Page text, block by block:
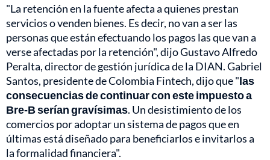
"La retención en la fuente afecta a quienes prestan
servicios o venden bienes. Es decir, no van a ser las
personas que están efectuando los pagos las que van a
verse afectadas por la retención", dijo Gustavo Alfredo
Peralta, director de gestión jurídica de la DIAN. Gabriel
Santos, presidente de Colombia Fintech, dijo que "las
consecuencias de continuar con este impuesto a
Bre-B serían gravísimas. Un desistimiento de los
comercios por adoptar un sistema de pagos que en
últimas está diseñado para beneficiarlos e invitarlos a
la formalidad financiera".